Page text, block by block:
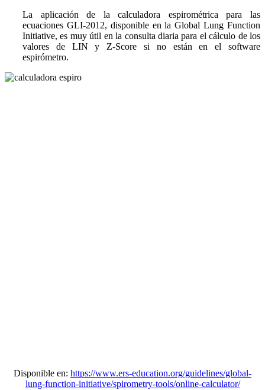
La aplicación de la calculadora espirométrica para las
ecuaciones GLI-2012, disponible en la Global Lung Function
Initiative, es muy útil en la consulta diaria para el cálculo de los
valores de LIN y Z-Score si no están en el software
espirómetro.
Disponible en: https://www.ers-education.org/guidelines/global-
lung-function-initiative/spirometry-tools/online-calculator/